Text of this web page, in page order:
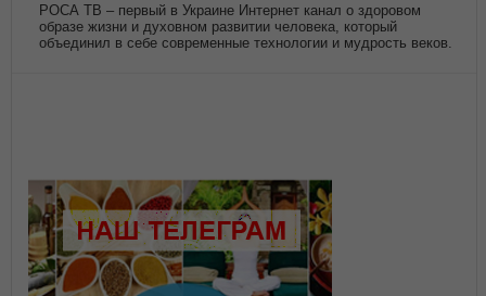
РОСА ТВ – первый в Украине Интернет канал о здоровом
образе жизни и духовном развитии человека, который
объединил в себе современные технологии и мудрость веков.